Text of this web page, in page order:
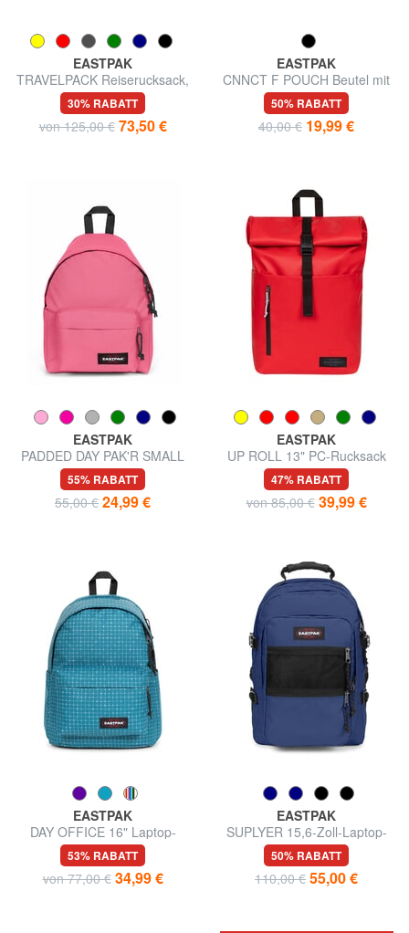
EASTPAK
TRAVELPACK Reiserucksack,
17 "PC-Halterung
30% RABATT
von 125,00 € 73,50 €
EASTPAK
CNNCT F POUCH Beutel mit
vertikaler Öffnung
50% RABATT
40,00 € 19,99 €
EASTPAK
PADDED DAY PAK'R SMALL
Rucksack mit Tablet-
Halterung
55% RABATT
55,00 € 24,99 €
EASTPAK
UP ROLL 13" PC-Rucksack
47% RABATT
von 85,00 € 39,99 €
EASTPAK
DAY OFFICE 16" Laptop-
Rucksack
53% RABATT
von 77,00 € 34,99 €
EASTPAK
SUPLYER 15,6-Zoll-Laptop-
Rucksack
50% RABATT
110,00 € 55,00 €